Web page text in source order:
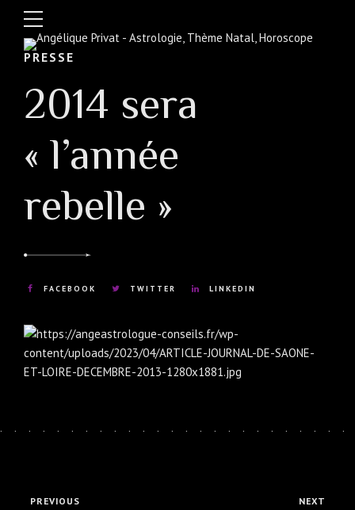
PRESSE
2014 sera
« l’année
rebelle »
FACEBOOK TWITTER LINKEDIN
PREVIOUS NEXT